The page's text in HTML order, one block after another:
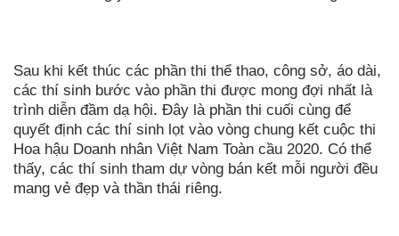
Sau khi kết thúc các phần thi thể thao, công sở, áo dài,
các thí sinh bước vào phần thi được mong đợi nhất là
trình diễn đầm dạ hội. Đây là phần thi cuối cùng để
quyết định các thí sinh lọt vào vòng chung kết cuộc thi
Hoa hậu Doanh nhân Việt Nam Toàn cầu 2020. Có thể
thấy, các thí sinh tham dự vòng bán kết mỗi người đều
mang vẻ đẹp và thần thái riêng.